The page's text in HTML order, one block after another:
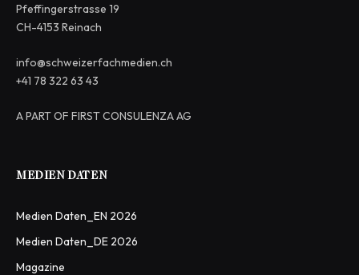
Pfeffingerstrasse 19
CH-4153 Reinach
info@schweizerfachmedien.ch
+41 78 322 63 43
A PART OF FIRST CONSULENZA AG
MEDIEN DATEN
Medien Daten_EN 2026
Medien Daten_DE 2026
Magazine